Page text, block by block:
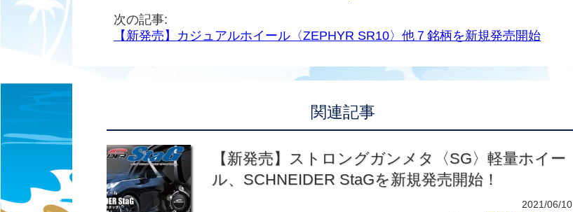
次の記事:
【新発売】カジュアルホイール〈ZEPHYR SR10〉他７銘柄を新規発売開始
関連記事
【新発売】ストロングガンメタ〈SG〉軽量ホイー
ル、SCHNEIDER StaGを新規発売開始！
2021/06/10